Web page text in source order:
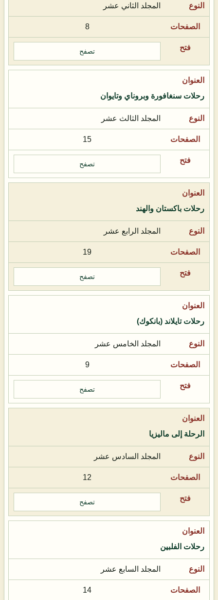
المجلد الثاني عشر
8
تصفح
رحلات سنغافورة وبروناي وتايوان
المجلد الثالث عشر
15
تصفح
رحلات باكستان والهند
المجلد الرابع عشر
19
تصفح
رحلات تايلاند (بانكوك)
المجلد الخامس عشر
9
تصفح
الرحلة إلى ماليزيا
المجلد السادس عشر
12
تصفح
رحلات الفلبين
المجلد السابع عشر
14